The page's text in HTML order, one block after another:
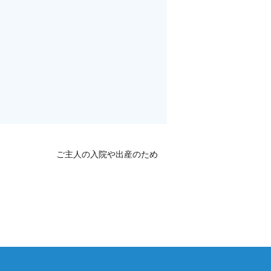
ご主人の入院や出産のため